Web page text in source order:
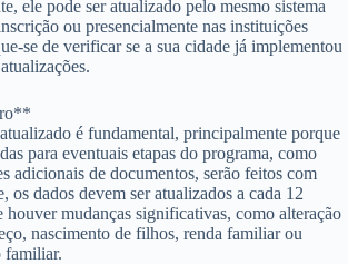
ele pode ser atualizado pelo mesmo sistema
ou presencialmente nas instituições
se de verificar se a sua cidade já implementou
é fundamental, principalmente porque
para eventuais etapas do programa, como
adicionais de documentos, serão feitos com
os dados devem ser atualizados a cada 12
houver mudanças significativas, como alteração
nascimento de filhos, renda familiar ou
familiar.